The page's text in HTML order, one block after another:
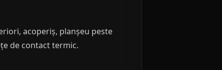
acoperiș, planșeu peste
de contact termic.